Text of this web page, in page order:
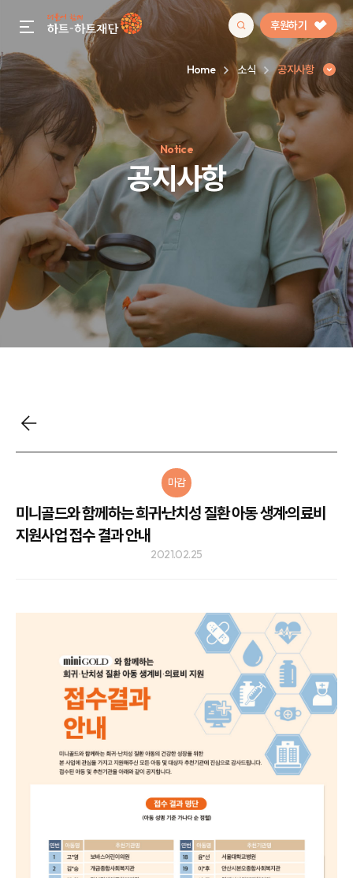
gnb menu open 후원하기
인기 키워드
#정기후원#하트플레이스#캠페인#팬덤후원
Home 소식 공지사항
Notice
공지사항
마감
미니골드와 함께하는 희귀·난치성 질환 아동 생계·의료비
지원사업 접수 결과 안내
2021.02.25